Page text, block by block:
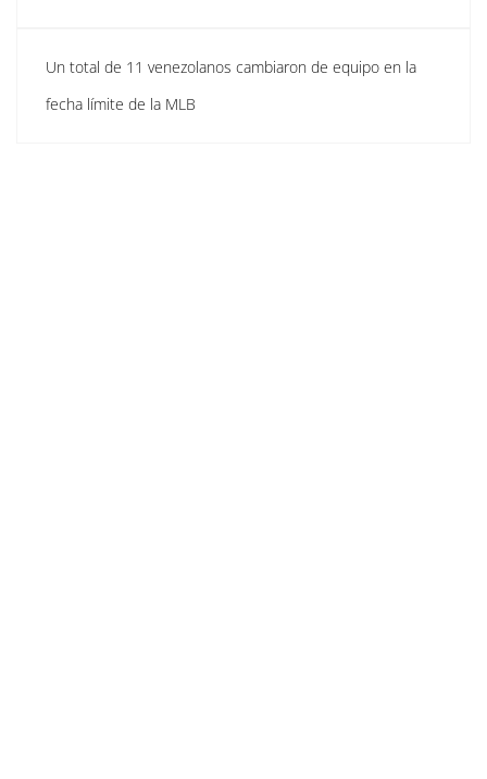
Un total de 11 venezolanos cambiaron de equipo en la
fecha límite de la MLB